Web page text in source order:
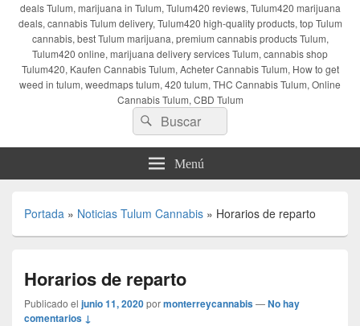
deals Tulum, marijuana in Tulum, Tulum420 reviews, Tulum420 marijuana
deals, cannabis Tulum delivery, Tulum420 high-quality products, top Tulum
cannabis, best Tulum marijuana, premium cannabis products Tulum,
Tulum420 online, marijuana delivery services Tulum, cannabis shop
Tulum420, Kaufen Cannabis Tulum, Acheter Cannabis Tulum, How to get
weed in tulum, weedmaps tulum, 420 tulum, THC Cannabis Tulum, Online
Cannabis Tulum, CBD Tulum
Buscar
por:
Buscar
Menú
Portada » Noticias Tulum Cannabis » Horarios de reparto
Horarios de reparto
Publicado el junio 11, 2020pormonterreycannabis—No hay
comentarios ↓